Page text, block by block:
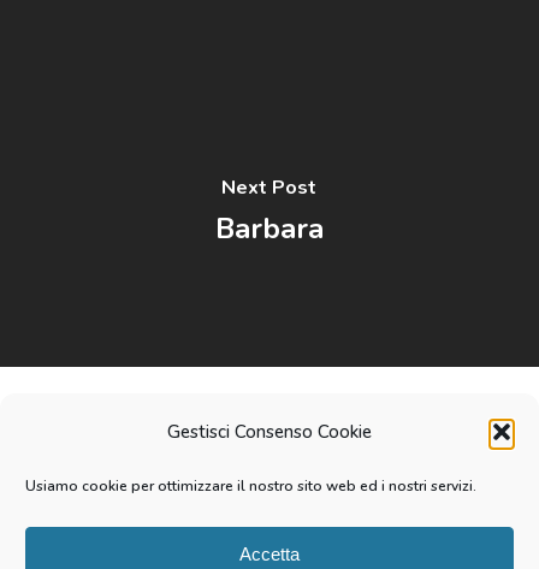
Gestisci Consenso Cookie
Usiamo cookie per ottimizzare il nostro sito web ed i nostri servizi.
Accetta
Next Post
Barbara
youtube instagram tiktok
© 2026 Michele Pierangeli. P.IVA 08874630968 | Fatto con